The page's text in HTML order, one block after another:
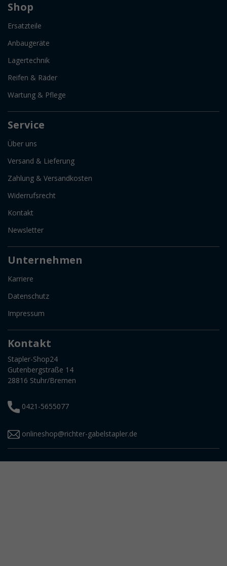
Shop
Ersatzteile
Anbaugeräte
Lagertechnik
Reifen & Räder
Wartung & Pflege
Service
Über uns
Versand & Lieferung
Zahlung & Versandkosten
Widerrufsrecht
Kontakt
Newsletter
Unternehmen
Karriere
Datenschutz
Impressum
Kontakt
Stapler-Shop24
Gutenbergstraße 14
28816 Stuhr/Bremen
0421-5655077
onlineshop@richter-gabelstapler.de